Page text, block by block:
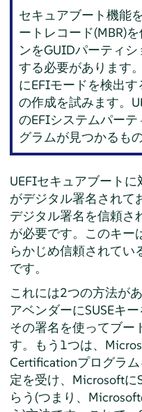
セキュアブート機能
ートレコード(MBR)
ンをGUIDパーティシ
する必要があります
にEFIモードを検出
の作成を試みます。
のEFIシステムパーテ
グラムが見つかるも
UEFIセキュアブート
がデジタル署名されて
デジタル署名を信頼さ
が必要です。このキー
らかじめ信頼されてい
です。
これには2つの方法が
アベンダーにSUSEキ
その署名を使ってブー
す。もう1つは、
Certificationプログラ
定を受け、Microsoftに
らう(つまり、